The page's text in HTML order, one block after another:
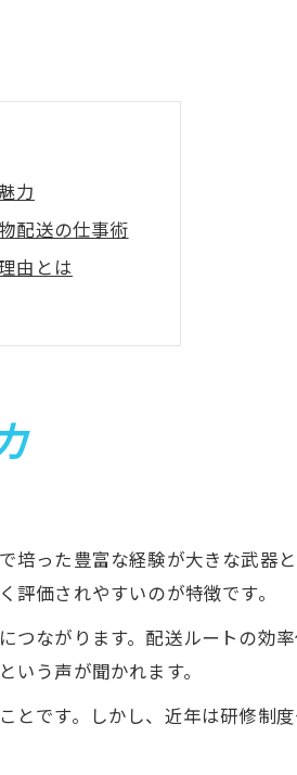
力
配送の仕事術
由とは
送の現場
のポイント
術
方のコツ
方改革
送の働き方
ルを充実
夫と実践
送の秘訣
両立する方法
った豊富な経験が大きな武器
価されやすいのが特徴です。
ながります。配送ルートの効
う声が聞かれます。
です。しかし、近年は研修制